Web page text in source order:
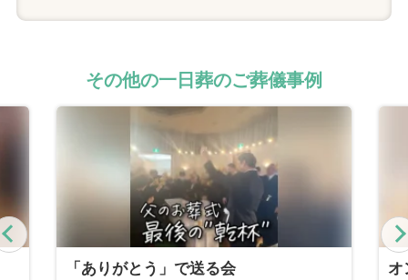
その他の一日葬のご葬儀事例
Previous
オンリーワン 母